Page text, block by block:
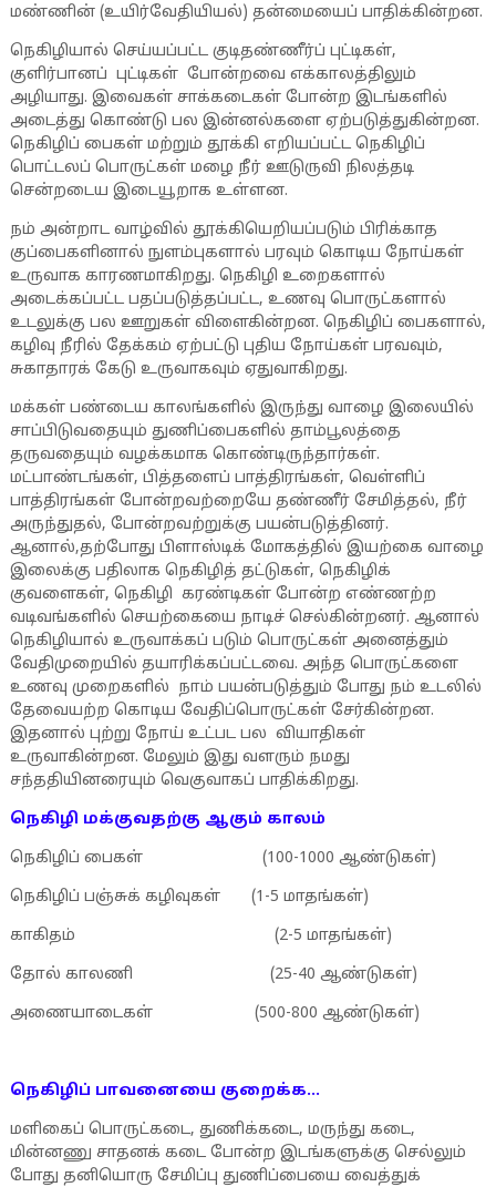
மண்ணின் (உயிர்வேதியியல்) தன்மையைப் பாதிக்கின்றன.
நெகிழியால் செய்யப்பட்ட குடிதண்ணீர்ப் புட்டிகள்,
குளிர்பானப் புட்டிகள் போன்றவை எக்காலத்திலும்
அழியாது. இவைகள் சாக்கடைகள் போன்ற இடங்களில்
அடைத்து கொண்டு பல இன்னல்களை ஏற்படுத்துகின்றன.
நெகிழிப் பைகள் மற்றும் தூக்கி எறியப்பட்ட நெகிழிப்
பொட்டலப் பொருட்கள் மழை நீர் ஊடுருவி நிலத்தடி
சென்றடைய இடையூறாக உள்ளன.
நம் அன்றாட வாழ்வில் தூக்கியெறியப்படும் பிரிக்காத
குப்பைகளினால் நுளம்புகளால் பரவும் கொடிய நோய்கள்
உருவாக காரணமாகிறது. நெகிழி உறைகளால்
அடைக்கப்பட்ட பதப்படுத்தப்பட்ட, உணவு பொருட்களால்
உடலுக்கு பல ஊறுகள் விளைகின்றன. நெகிழிப் பைகளால்,
கழிவு நீரில் தேக்கம் ஏற்பட்டு புதிய நோய்கள் பரவவும்,
சுகாதாரக் கேடு உருவாகவும் ஏதுவாகிறது.
மக்கள் பண்டைய காலங்களில் இருந்து வாழை இலையில்
சாப்பிடுவதையும் துணிப்பைகளில் தாம்பூலத்தை
தருவதையும் வழக்கமாக கொண்டிருந்தார்கள்.
மட்பாண்டங்கள், பித்தளைப் பாத்திரங்கள், வெள்ளிப்
பாத்திரங்கள் போன்றவற்றையே தண்ணீர் சேமித்தல், நீர்
அருந்துதல், போன்றவற்றுக்கு பயன்படுத்தினர்.
ஆனால்,தற்போது பிளாஸ்டிக் மோகத்தில் இயற்கை வாழை
இலைக்கு பதிலாக நெகிழித் தட்டுகள், நெகிழிக்
குவளைகள், நெகிழி கரண்டிகள் போன்ற எண்ணற்ற
வடிவங்களில் செயற்கையை நாடிச் செல்கின்றனர். ஆனால்
நெகிழியால் உருவாக்கப் படும் பொருட்கள் அனைத்தும்
வேதிமுறையில் தயாரிக்கப்பட்டவை. அந்த பொருட்களை
உணவு முறைகளில் நாம் பயன்படுத்தும் போது நம் உடலில்
தேவையற்ற கொடிய வேதிப்பொருட்கள் சேர்கின்றன.
இதனால் புற்று நோய் உட்பட பல வியாதிகள்
உருவாகின்றன. மேலும் இது வளரும் நமது
சந்ததியினரையும் வெகுவாகப் பாதிக்கிறது.
நெகிழி மக்குவதற்கு ஆகும் காலம்
நெகிழிப் பைகள் (100-1000 ஆண்டுகள்)
நெகிழிப் பஞ்சுக் கழிவுகள் (1-5 மாதங்கள்)
காகிதம் (2-5 மாதங்கள்)
தோல் காலணி (25-40 ஆண்டுகள்)
அணையாடைகள் (500-800 ஆண்டுகள்)
நெகிழிப் பாவனையை குறைக்க...
மளிகைப் பொருட்கடை, துணிக்கடை, மருந்து கடை,
மின்னணு சாதனக் கடை போன்ற இடங்களுக்கு செல்லும்
போது தனியொரு சேமிப்பு துணிப்பையை வைத்துக்